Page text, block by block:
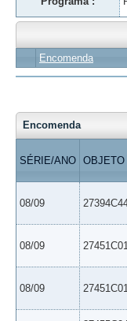
Encomenda
Encomenda
SÉRIE/ANO OBJETO
08/09
08/09
08/09